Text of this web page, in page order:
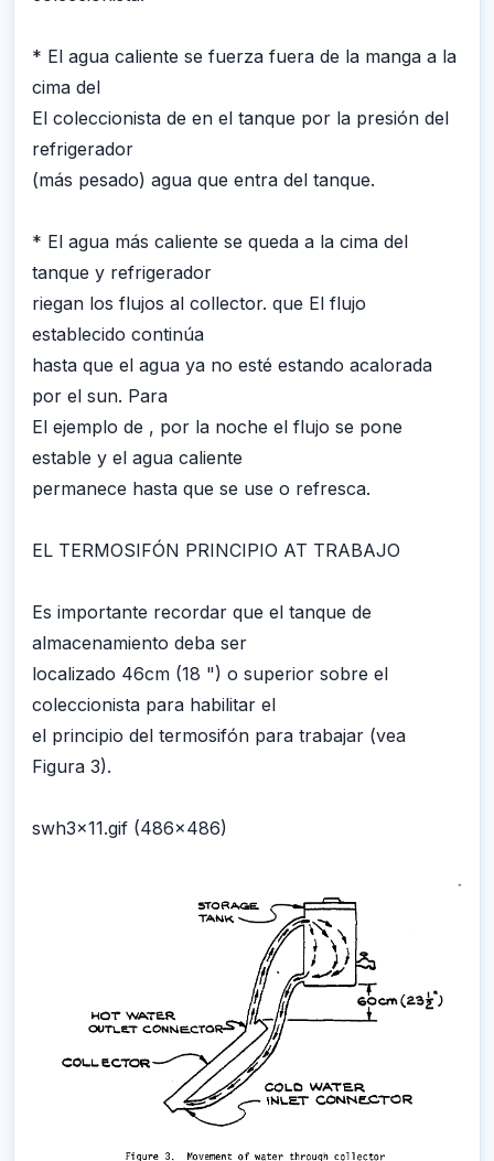
* El agua caliente se fuerza fuera de la manga a la
cima del
El coleccionista de en el tanque por la presión del
refrigerador
(más pesado) agua que entra del tanque.
* El agua más caliente se queda a la cima del
tanque y refrigerador
riegan los flujos al collector. que El flujo
establecido continúa
hasta que el agua ya no esté estando acalorada
por el sun. Para
El ejemplo de , por la noche el flujo se pone
estable y el agua caliente
permanece hasta que se use o refresca.
EL TERMOSIFÓN PRINCIPIO AT TRABAJO
Es importante recordar que el tanque de
almacenamiento deba ser
localizado 46cm (18 ") o superior sobre el
coleccionista para habilitar el
el principio del termosifón para trabajar (vea
Figura 3).
swh3x11.gif (486x486)